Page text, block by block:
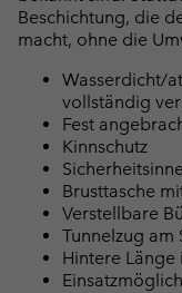
Beschichtung, die
macht, ohne die
Wasserdicht/
vollständig
Fest
Kinnschutz
Brusttasche
Verstellbare
Tunnelzug am
Hintere